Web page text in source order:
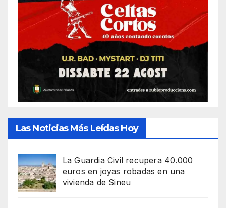
Las Noticias Más Leídas Hoy
La Guardia Civil recupera 40.000
euros en joyas robadas en una
vivienda de Sineu